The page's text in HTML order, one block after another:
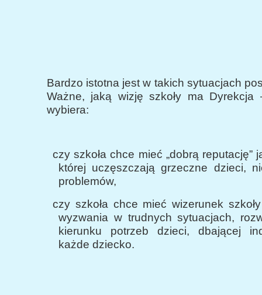
Bardzo istotna jest w takich sytuacjach
Ważne, jaką wizję szkoły ma Dyrekcja
wybiera:
czy szkoła chce mieć „dobrą reputację”
której uczęszczają grzeczne dzieci,
problemów,
czy szkoła chce mieć wizerunek
wyzwania w trudnych sytuacjach,
kierunku potrzeb dzieci, dbającej
każde dziecko.